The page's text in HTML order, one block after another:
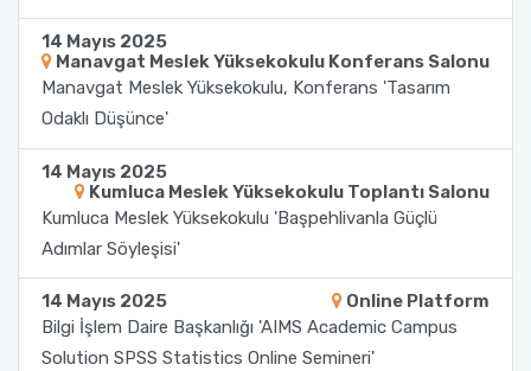
14 Mayıs 2025
Manavgat Meslek Yüksekokulu Konferans Salonu
Manavgat Meslek Yüksekokulu, Konferans 'Tasarım
Odaklı Düşünce'
14 Mayıs 2025
Kumluca Meslek Yüksekokulu Toplantı Salonu
Kumluca Meslek Yüksekokulu 'Başpehlivanla Güçlü
Adımlar Söyleşisi'
14 Mayıs 2025
Online Platform
Bilgi İşlem Daire Başkanlığı 'AIMS Academic Campus
Solution SPSS Statistics Online Semineri'
2022-2026 Stratejik Planı
Faaliyet Raporları
Akademik Tören
İlahiyat Fakültesi
İletişim Fakültesi
Kemer Denizcilik Fakültesi
Kumluca Sağlık Bilimleri Fakültesi
Manavgat Sosyal ve Beşeri Bilimler Fakültesi
Manavgat Turizm Fakültesi
Sağlık Hizmetleri MYO
Serik Gülsün Süleyman Süral MYO
Sosyal Bilimler MYO
Teknik Bilimler MYO
Yapı İşleri ve Teknik Daire Başkanlığı
Uluslararası İlişkiler Ofisi
Mezun Bilgi Sistemi
Sıkça Sorulan Sorular
Dış Kaynaklı Proje Takip Sistemi
AB Projeleri
TÜBİTAK Projeleri
Web of Science
SciVal